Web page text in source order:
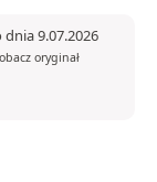
9.07.2026
oryginał